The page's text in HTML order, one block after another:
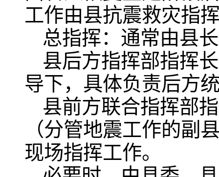
工作由县抗震救灾指
总指挥：通常由县
县后方指挥部指挥
导下，具体负责后方
县前方联合指挥部
（分管地震工作的副
现场指挥工作。